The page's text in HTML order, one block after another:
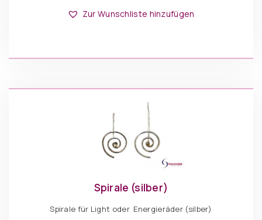
IN DEN WARENKORB
Produkt
weist
Die
der
Produktseite
gewählt
werden
Zur Wunschliste hinzufügen
Spirale (silber)
Spirale für Light oder Energieräder (silber)